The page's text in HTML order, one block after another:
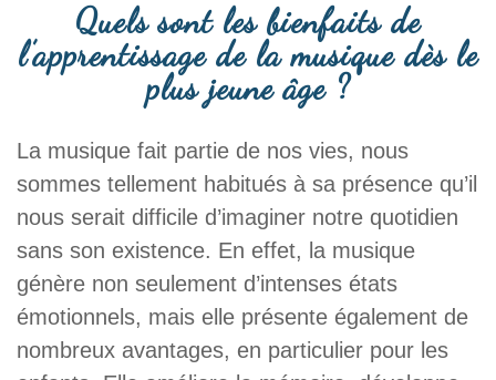
Quels sont les bienfaits de
l’apprentissage de la musique dès le
plus jeune âge ?
La musique fait partie de nos vies, nous
sommes tellement habitués à sa présence qu’il
nous serait difficile d’imaginer notre quotidien
sans son existence. En effet, la musique
génère non seulement d’intenses états
émotionnels, mais elle présente également de
nombreux avantages, en particulier pour les